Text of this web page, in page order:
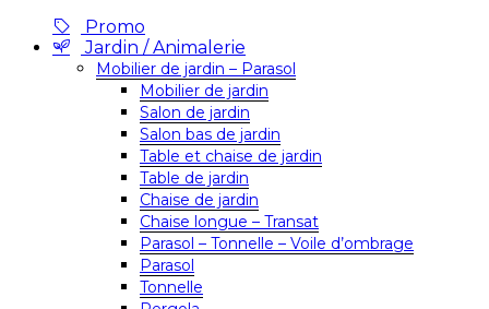
Promo
Jardin / Animalerie
Mobilier de jardin – Parasol
Mobilier de jardin
Salon de jardin
Salon bas de jardin
Table et chaise de jardin
Table de jardin
Chaise de jardin
Chaise longue – Transat
Parasol – Tonnelle – Voile d’ombrage
Parasol
Tonnelle